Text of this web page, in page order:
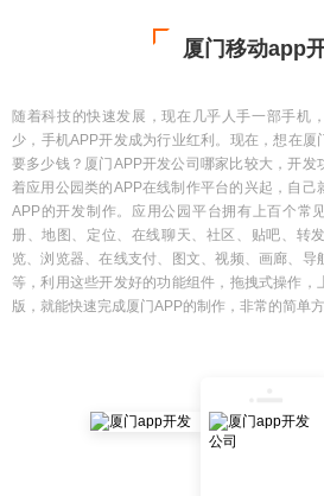
厦门移动app
随着科技的快速发展，现在几乎人手一部手机
少，手机APP开发成为行业红利。现在，想在
要多少钱？厦门APP开发公司哪家比较大，开发
着应用公园类的APP在线制作平台的兴起，自己
APP的开发制作。应用公园平台拥有上百个常
册、地图、定位、在线聊天、社区、贴吧、转
览、浏览器、在线支付、图文、视频、画廊、
等，利用这些开发好的功能组件，拖拽式操作，
版，就能快速完成厦门APP的制作，非常的简单方